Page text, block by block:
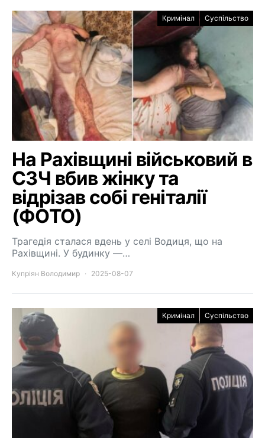
Кримінал Суспільство
На Рахівщині військовий в
СЗЧ вбив жінку та
відрізав собі геніталії
(ФОТО)
Трагедія сталася вдень у селі Водиця, що на
Рахівщині. У будинку —…
Купріян Володимир 2025-08-07
Кримінал Суспільство